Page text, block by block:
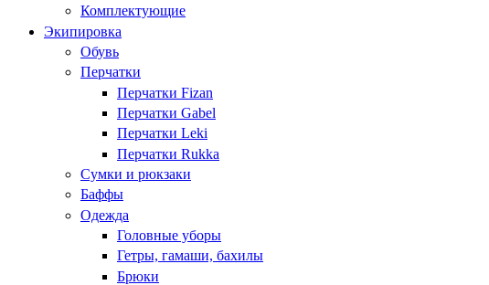
Комплектующие
Экипировка
Обувь
Перчатки
Перчатки Fizan
Перчатки Gabel
Перчатки Leki
Перчатки Rukka
Сумки и рюкзаки
Баффы
Одежда
Головные уборы
Гетры, гамаши, бахилы
Брюки